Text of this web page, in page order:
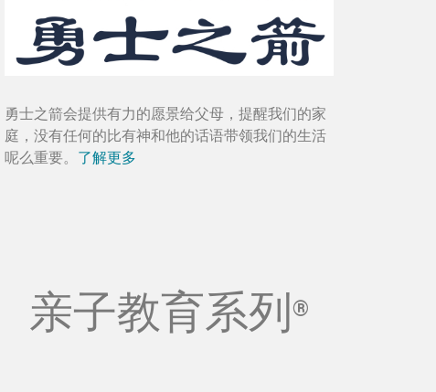
勇士之箭会提供有力的愿景给父母，提醒我们的家
庭，没有任何的比有神和他的话语带领我们的生活
呢么重要。 了解更多
亲子教育系列 ®